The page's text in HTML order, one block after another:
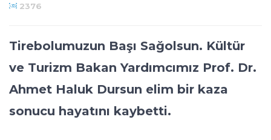
2376
Tirebolumuzun Başı Sağolsun. Kültür
ve Turizm Bakan Yardımcımız Prof. Dr.
Ahmet Haluk Dursun elim bir kaza
sonucu hayatını kaybetti.